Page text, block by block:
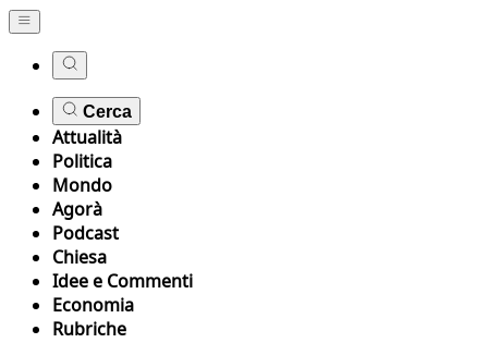
Cerca
Attualità
Politica
Mondo
Agorà
Podcast
Chiesa
Idee e Commenti
Economia
Rubriche